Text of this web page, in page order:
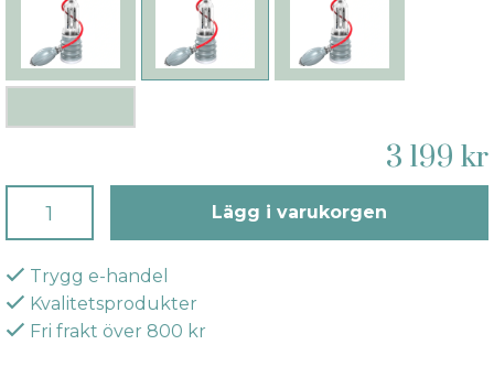
3 199 kr
Lägg i varukorgen
Trygg e-handel
Kvalitetsprodukter
Fri frakt över 800 kr